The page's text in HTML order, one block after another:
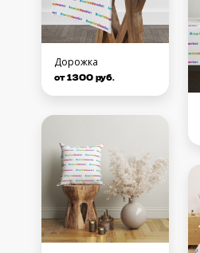
Дорожка
от 1300 руб.